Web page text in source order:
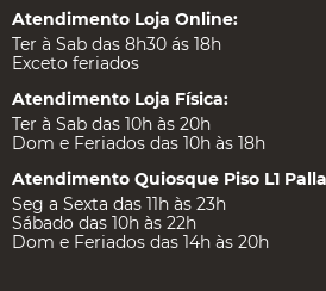
Atendimento Loja Online:
Ter à Sab das 8h30 ás 18h
Exceto feriados
Atendimento Loja Física:
Ter à Sab das 10h às 20h
Dom e Feriados das 10h às 18h
Atendimento Quiosque Piso L1
Seg a Sexta das 11h às 23h
Sábado das 10h às 22h
Dom e Feriados das 14h às 20h